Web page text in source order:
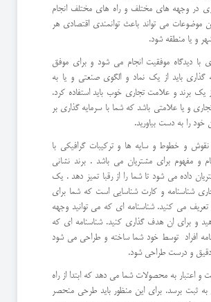
در وجهه های مختلف و راه های مختلف انجام
می تواند باعث توانمندی اقتصادی هر
و یا منطقه شود.
با دیدگاه موفقیت انجام می شود و برای موفق
گذاری باید از یک نماد و الگوی صنعتی و یا به
یک برند و علامت تجاری خوب باید استفاده کرد.
و یا علامتی باشد که شما با سرمایه گذاری بر
خود را به دست بیاورید.
نقوش و خطوط و سایه ها و ترکیبات گرافیکی با
و مفهوم برای مشتریان می باشد . برند نشانی
داده می شود تا شما را از رقبا تمیز دهد . یک
شناسنامه و کارت شناسایی است که شما برای
می کنید. شناسنامه ای که می توانید وجهه
و برای ان هدف گذاری کنید. شناسنامه ای که
افراد توسط خود شما ساخته و طراحی می شود
و درست طراحی شود.
و اعتبار به محصولات شما می دهد که ابتدا از راه
به ثبت برسد. برای این منظور باید طرحی منحصر